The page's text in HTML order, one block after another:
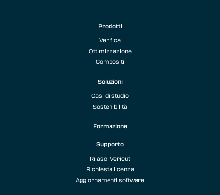
Prodotti
Verifica
Ottimizzazione
Compositi
Soluzioni
Casi di studio
Sostenibilità
Formazione
Supporto
Rilasci Vericut
Richiesta licenza
Aggiornamenti software